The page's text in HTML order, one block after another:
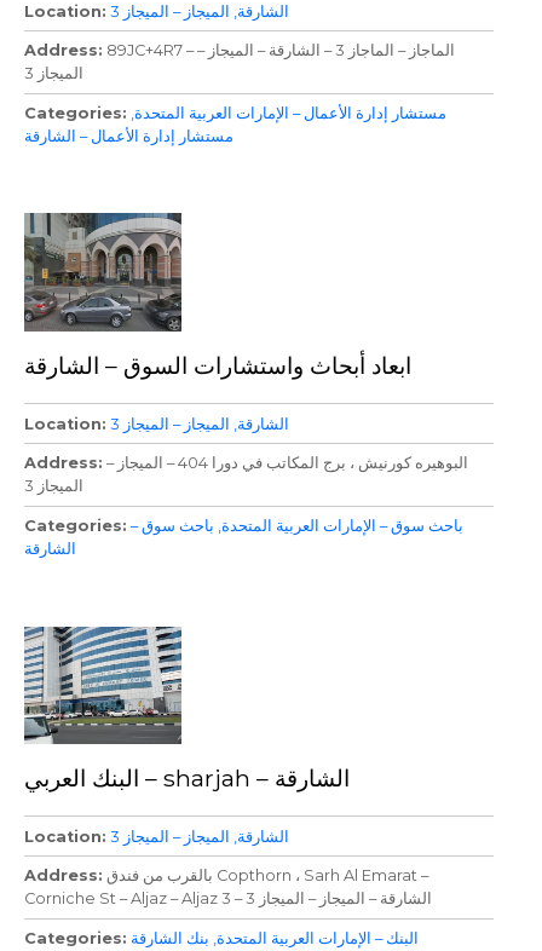
Location الشارقة الميجاز – الميجاز 3
Address 89JC+4R7 – الماجاز – الماجاز 3 – الشارقة – الميجاز –
الميجاز 3
Categories
مستشار إدارة الأعمال – الإمارات العربية المتحدة
مستشار إدارة الأعمال – الشارقة
ابعاد أبحاث واستشارات السوق – الشارقة
Location الشارقة الميجاز – الميجاز 3
Address البوهيره كورنيش ، برج المكاتب في دورا 404 – الميجاز –
الميجاز 3
Categories باحث سوق – الإمارات العربية المتحدة باحث سوق –
الشارقة
البنك العربي – sharjah – الشارقة
Location الشارقة الميجاز – الميجاز 3
Address بالقرب من فندق Copthorn ، Sarh Al Emarat –
Corniche St – Aljaz – Aljaz 3 – الشارقة – الميجاز – الميجاز 3
Categories البنك – الإمارات العربية المتحدة بنك الشارقة